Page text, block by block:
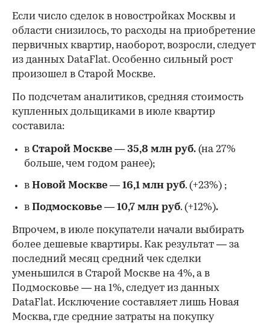
Если число сделок в новостройках Москвы и
области снизилось, то расходы на приобретение
первичных квартир, наоборот, возросли, следует
из данных DataFlat. Особенно сильный рост
произошел в Старой Москве.
По подсчетам аналитиков, средняя стоимость
купленных дольщиками в июле квартир
составила:
в Старой Москве — 35,8 млн руб. (на 27%
больше, чем годом ранее);
в Новой Москве — 16,1 млн руб. (+23%) ;
в Подмосковье — 10,7 млн руб. (+12%).
Впрочем, в июле покупатели начали выбирать
более дешевые квартиры. Как результат — за
последний месяц средний чек сделки
уменьшился в Старой Москве на 4%, а в
Подмосковье — на 1%, следует из данных
DataFlat. Исключение составляет лишь Новая
Москва, где средние затраты на покупку